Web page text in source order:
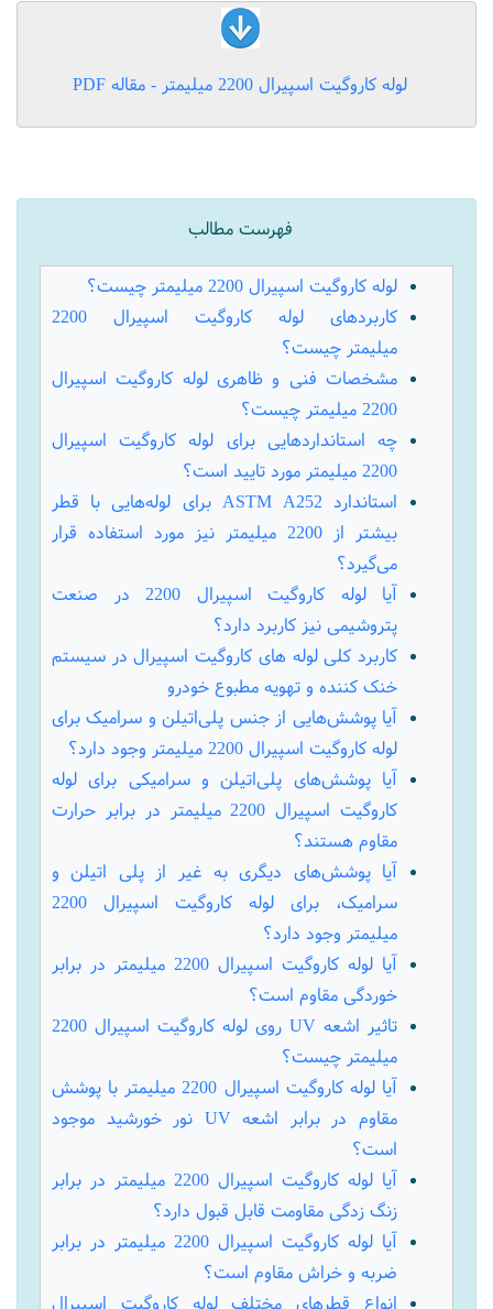
لوله کاروگیت اسپیرال 2200 میلیمتر - مقاله PDF
لوله کاروگیت اسپیرال 2200 میلیمتر چیست؟
میلیمتر چیست؟
مشخصات فنی و ظاهری لوله کاروگیت اسپیرال
2200 میلیمتر چیست؟
چه استانداردهایی برای لوله کاروگیت اسپیرال
2200 میلیمتر مورد تایید است؟
استاندارد ASTM A252 برای لوله‌هایی با قطر
بیشتر از 2200 میلیمتر نیز مورد استفاده قرار
می‌گیرد؟
پتروشیمی نیز کاربرد دارد؟
کاربرد کلی لوله های کاروگیت اسپیرال در سیستم
خنک کننده و تهویه مطبوع خودرو
آیا پوشش‌هایی از جنس پلی‌اتیلن و سرامیک برای
لوله کاروگیت اسپیرال 2200 میلیمتر وجود دارد؟
آیا پوشش‌های پلی‌اتیلن و سرامیکی برای لوله
کاروگیت اسپیرال 2200 میلیمتر در برابر حرارت
مقاوم هستند؟
آیا پوشش‌های دیگری به غیر از پلی اتیلن و
سرامیک، برای لوله کاروگیت اسپیرال 2200
میلیمتر وجود دارد؟
خوردگی مقاوم است؟
میلیمتر چیست؟
مقاوم در برابر اشعه UV نور خورشید موجود
است؟
زنگ زدگی مقاومت قابل قبول دارد؟
آیا لوله کاروگیت اسپیرال 2200 میلیمتر در برابر
ضربه و خراش مقاوم است؟
انواع قطرهای مختلف لوله کاروگیت اسپیرال
موجود در بازار کدام است؟